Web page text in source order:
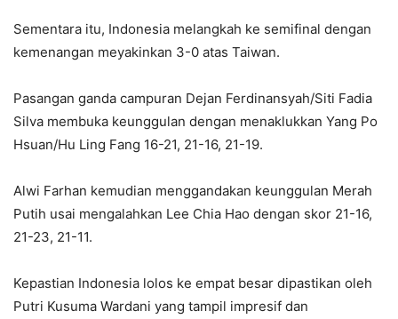
Sementara itu, Indonesia melangkah ke semifinal dengan
kemenangan meyakinkan 3-0 atas Taiwan.
Pasangan ganda campuran Dejan Ferdinansyah/Siti Fadia
Silva membuka keunggulan dengan menaklukkan Yang Po
Hsuan/Hu Ling Fang 16-21, 21-16, 21-19.
Alwi Farhan kemudian menggandakan keunggulan Merah
Putih usai mengalahkan Lee Chia Hao dengan skor 21-16,
21-23, 21-11.
Kepastian Indonesia lolos ke empat besar dipastikan oleh
Putri Kusuma Wardani yang tampil impresif dan